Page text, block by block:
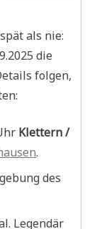
als nie:
die
folgen,
Klettern /
.
des
Legendär